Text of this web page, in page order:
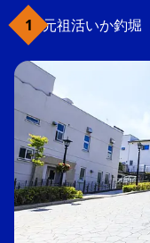
元祖活いか釣堀